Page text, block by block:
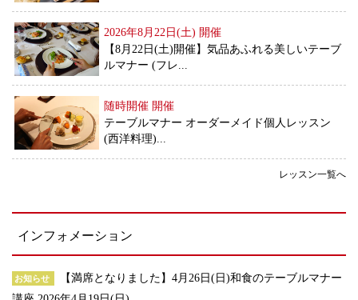
2026年8月22日(土) 開催
【8月22日(土)開催】気品あふれる美しいテーブ
ルマナー (フレ...
随時開催 開催
テーブルマナー オーダーメイド個人レッスン
(西洋料理)...
レッスン一覧へ
インフォメーション
お知らせ
【満席となりました】4月26日(日)和食のテーブルマナー